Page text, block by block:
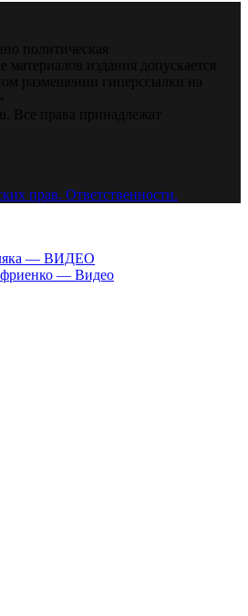
политическая
материалов издания допускается
размещении гиперссылки на
Все права принадлежат
прав. Ответственности.
— ВИДЕО
— Видео